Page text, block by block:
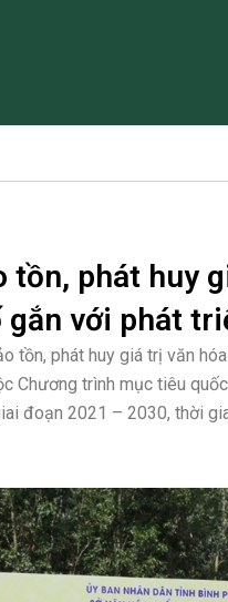
tồn, phát huy
với phát
tồn, phát huy giá trị văn
Chương trình mục tiêu
đoạn 2021 – 2030, thời